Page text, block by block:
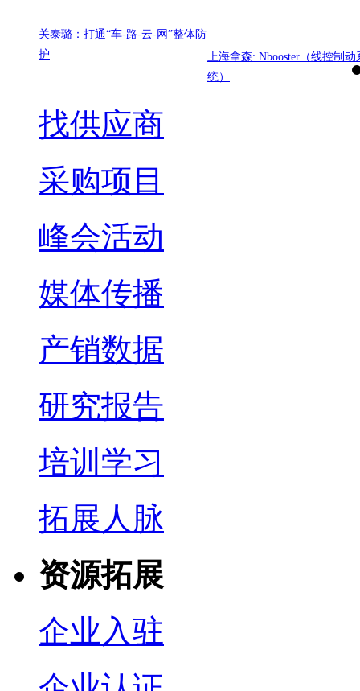
关泰璐：打通“车-路-云-网”整体防
护
上海拿森: Nbooster（线控制动
统）
找供应商
采购项目
峰会活动
媒体传播
产销数据
研究报告
培训学习
拓展人脉
资源拓展
企业入驻